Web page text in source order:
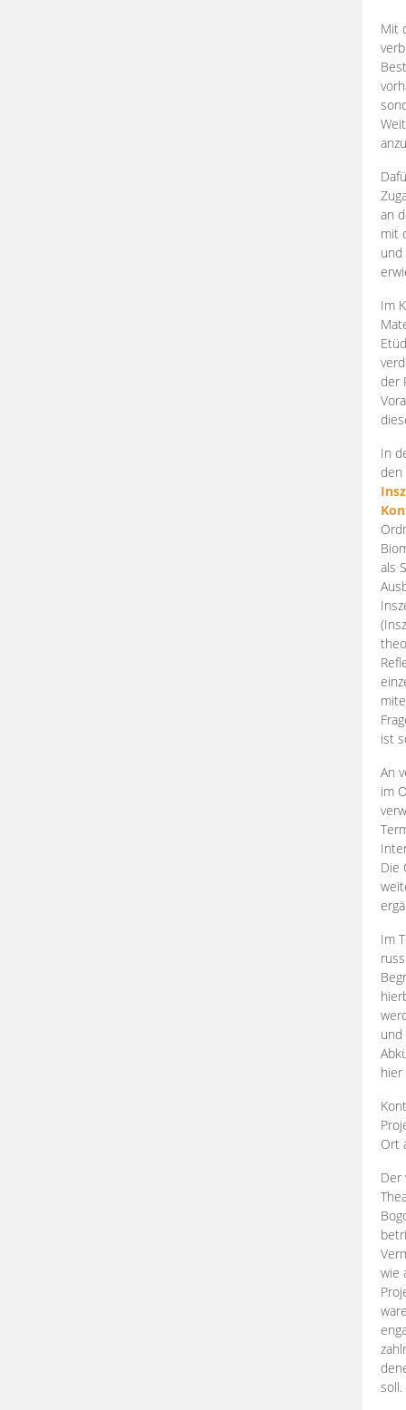
Mit
an
mit
und
Im
der
In
den
als
ist
An
im
Die
Im
und
Ort
Der
wie
zahlr
soll.